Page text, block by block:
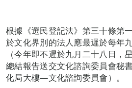
根據《選民登記法》第三十條第
於文化界別的法人應最遲於每年
（今年即不遲於九月二十八日，
總結報告送交文化諮詢委員會秘
化局大樓—文化諮詢委員會）。